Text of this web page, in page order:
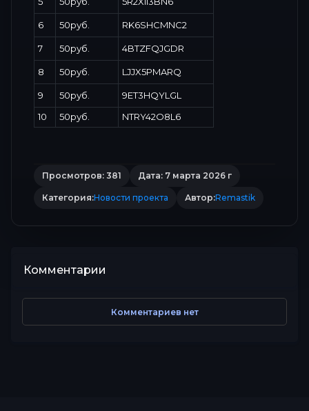
6 50руб. RK6SHCMNC2
7 50руб. 4BTZFQJGDR
8 50руб. LJJX5PMARQ
9 50руб.
9ET3HQYLGL
10
50руб. NTRY42O8L6
Просмотров: 381 Дата: 7 марта 2026 г
Категория:Новости проекта Автор:Remastik
Комментарии
Комментариев нет